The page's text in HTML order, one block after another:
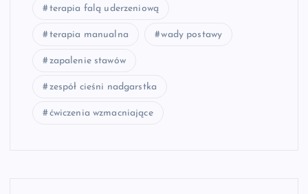
terapia falą uderzeniową
terapia manualna wady postawy
zapalenie stawów
zespół cieśni nadgarstka
ćwiczenia wzmacniające